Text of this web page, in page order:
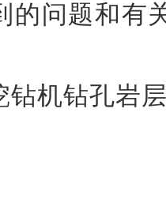
的问题和有
机钻孔岩层